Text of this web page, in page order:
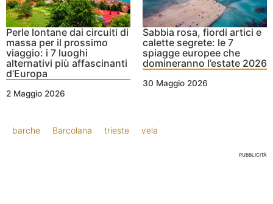
Perle lontane dai circuiti di
massa per il prossimo
viaggio: i 7 luoghi
alternativi più affascinanti
d’Europa
2 Maggio 2026
Sabbia rosa, fiordi artici e
calette segrete: le 7
spiagge europee che
domineranno l’estate 2026
30 Maggio 2026
barche Barcolana trieste vela
PUBBLICITÀ